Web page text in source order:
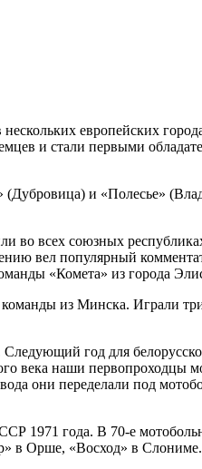
европейских
и стали первыми
(Дубровица) и «Полесье»
во всех союзных
вел популярный
«Комета» из города
из Минска. Играли
год для
века наши первопроходцы
они переделали под
1971 года. В 70-е
в Орше, «Восход» в Слониме.